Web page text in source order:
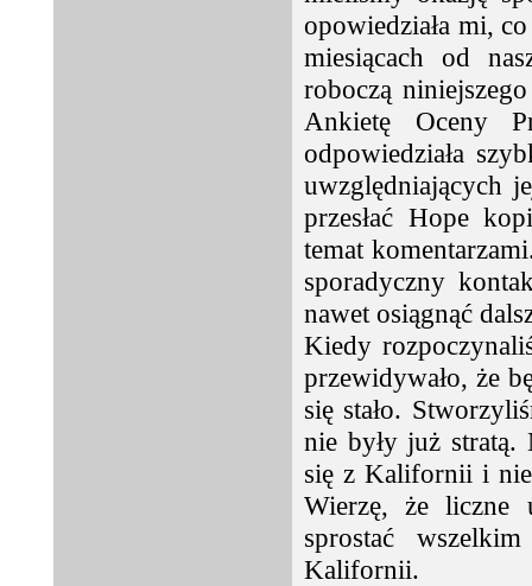
opowiedziała mi,
miesiącach od
roboczą
Ankietę Oceny
odpowiedziała
uwzględniających
przesłać Hope
temat
sporadyczny
nawet osiągnąć
Kiedy
przewidywało, że
się stało.
nie były już stratą.
się z Kalifornii i nie
Wierzę, że liczne
sprostać
Kalifornii.